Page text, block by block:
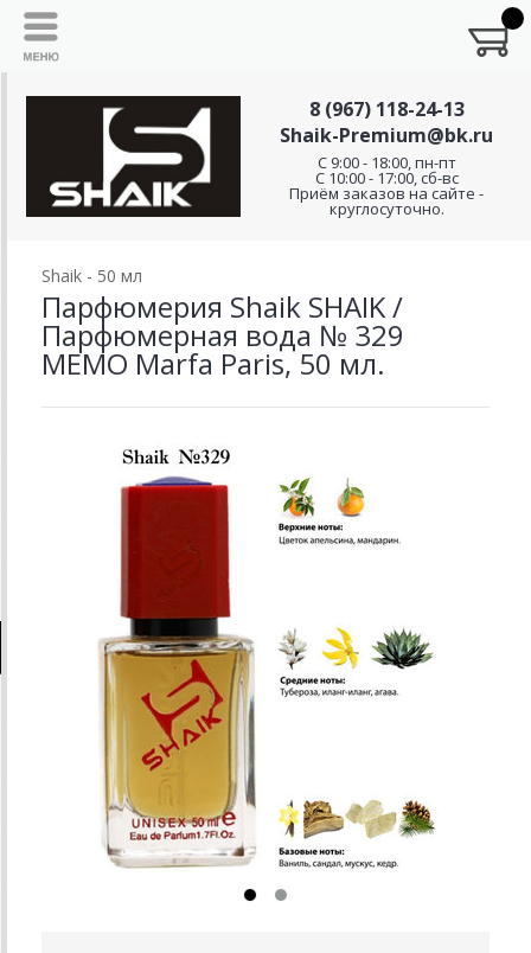
8 (967) 118-24-13
Shaik-Premium@bk.ru
C 9:00 - 18:00, пн-пт
С 10:00 - 17:00, сб-вс
Приём заказов на сайте -
круглосуточно.
Shaik - 50 мл
Парфюмерия Shaik SHAIK /
Парфюмерная вода № 329
MEMO Marfa Paris, 50 мл.